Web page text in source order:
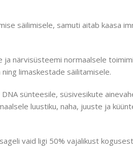
säilimisele, samuti aitab kaasa
närvisüsteemi normaalsele
limaskestade säilitamisele.
sünteesile, süsivesikute
luustiku, naha, juuste ja
vaid ligi 50% vajalikust